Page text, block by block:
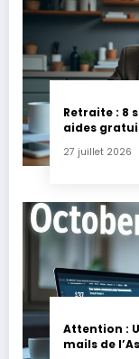
Retraite : 8
aides
27 juillet 2026
Attention :
mails de